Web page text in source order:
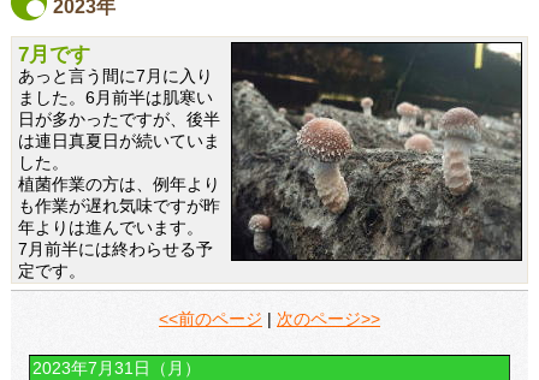
2023年
7月です
あっと言う間に7月に入り
ました。6月前半は肌寒い
日が多かったですが、後半
は連日真夏日が続いていま
した。
植菌作業の方は、例年より
も作業が遅れ気味ですが昨
年よりは進んでいます。
7月前半には終わらせる予
定です。
<<前のページ 次のページ>>
2023年7月31日（月）